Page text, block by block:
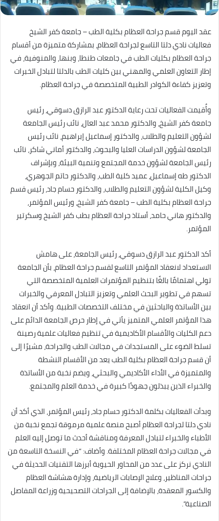
عقد اليوم قسم جراحة العظام بكلية الطب – جامعة كفر الشيخ
فعاليات نادي دلتا التاسع لجراحة العظام، بمشاركة متميزة من أقسام
جراحة العظام بكليات الطب في جامعات طنطا، وبنها، والمنوفية، في
إطار التعاون العلمي والمهني بين كليات الطب بالدلتا لتبادل الخبرات
وتعزيز كفاءة الكوادر الطبية المتخصصة في جراحة العظام.
وأُقيمت الفعاليات تحت رعاية الدكتور عبد الرازق دسوقي، رئيس
جامعة كفر الشيخ، والدكتور محمد عبد العال، نائب رئيس الجامعة
لشؤون التعليم والطلاب، والدكتور إسماعيل إبراهيم، نائب رئيس
الجامعة لشؤون الدراسات العليا والبحوث، والدكتور أماني شاكر، نائب
رئيس الجامعة لشؤون خدمة المجتمع وتنمية البيئة، وبإشراف
الدكتور طه إسماعيل، عميد كلية الطب، والدكتور حاتم الجوهري،
وكيل الكلية لشؤون التعليم والطلاب، والدكتور حسام جاد، رئيس قسم
جراحة العظام بكلية الطب – جامعة كفر الشيخ، ورئيس المؤتمر،
والدكتور هاني حامد، أستاذ جراحة العظام بطب كفر الشيخ وسكرتير
المؤتمر.
أكد الدكتور عبد الرازق دسوقي، رئيس الجامعة، على هامش
الاستعداد لانعقاد المؤتمر التاسع لقسم جراحة العظام، بأن الجامعة
تولي اهتمامًا بالغًا بتنظيم المؤتمرات العلمية المتخصصة التي
تسهم في تطوير البحث العلمي وتعزيز التبادل المعرفي والخبرات
بين الأساتذة والباحثين في مختلف التخصصات الطبية. وأكد أن انعقاد
هذا المؤتمر العلمي المتميز يأتي في إطار حرص الجامعة الدائم على
دعم الكليات والأقسام الأكاديمية في تنظيم فعاليات علمية رصينة
تسلط الضوء على المستجدات في مجالات الطب والجراحة، مشيرًا إلى
أن قسم جراحة العظام بكلية الطب يعد من الأقسام النشطة
والمتميزة في الأداء الأكاديمي والبحثي، ويضم نخبة من الأساتذة
والخبراء الذين يبذلون جهودًا كبيرة في خدمة العلم والمجتمع.
وبدأت الفعاليات بكلمة الدكتور حسام جاد، رئيس المؤتمر، الذي أكد أن
نادي دلتا لجراحة العظام أصبح منصة علمية مرموقة تجمع نخبة من
الأطباء والخبراء لتبادل المعرفة ومناقشة أحدث ما توصل إليه العلم
في مجالات جراحة العظام المختلفة. وأضاف: “في النسخة التاسعة من
النادي نركز على عدد من المحاور الحيوية أبرزها التقنيات الحديثة في
جراحات المناظير، وعلاج الإصابات الرياضية، وإدارة هشاشة العظام
والكسور المعقدة، بالإضافة إلى الجراحات التصحيحية وزراعة المفاصل
الصناعية”.